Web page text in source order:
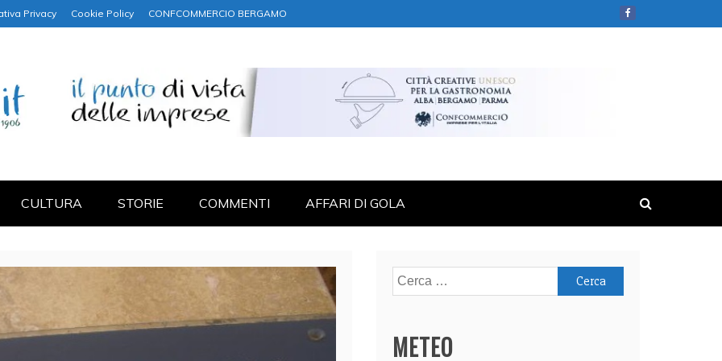
Privacy Cookie Policy CONFCOMMERCIO BERGAMO
CULTURA STORIE COMMENTI AFFARI DI GOLA
Ricerca
per:
METEO